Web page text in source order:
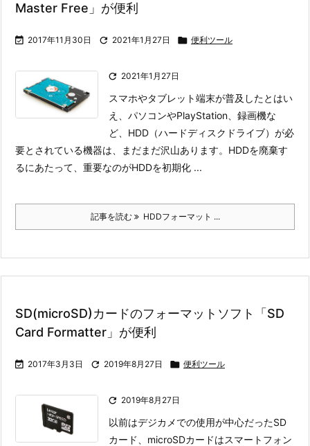
Master Free」が便利
 2017年11月30日  2021年1月27日  便利ツール
 2021年1月27日
スマホやタブレット端末が普及したとはい
え、パソコンやPlayStation、録画機な
ど、HDD（ハードディスクドライブ）が必
要とされている機器は、まだまだ沢山あります。 HDDを廃棄す
るにあたって、重要なのがHDDを初期化 ...
記事を読む HDDフォーマット ...
SD(microSD)カードのフォーマットソフト「SD
Card Formatter」が便利
 2017年3月3日  2019年8月27日  便利ツール
 2019年8月27日
以前はデジカメでの使用が中心だったSD
カード、microSDカードはスマートフォン